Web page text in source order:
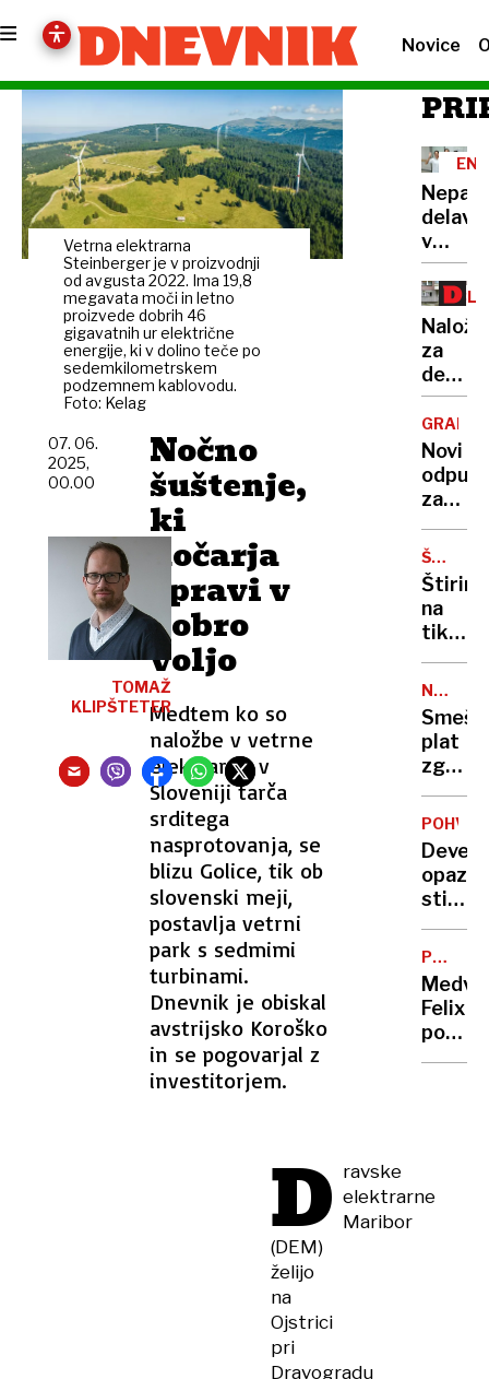
Novice
Vetrna elektrarna
Steinberger je v proizvodnji
od avgusta 2022. Ima 19,8
megavata moči in letno
proizvede dobrih 46
gigavatnih ur električne
energije, ki v dolino teče po
sedemkilometrskem
podzemnem kablovodu.
Foto: Kelag
Nočno
šuštenje,
ki
kočarja
spravi v
dobro
voljo
Medtem ko so
naložbe v vetrne
elektrarne v
Sloveniji tarča
srditega
nasprotovanja, se
blizu Golice, tik ob
slovenski meji,
postavlja vetrni
park s sedmimi
turbinami.
Dnevnik je obiskal
avstrijsko Koroško
in se pogovarjal z
investitorjem.
07. 06.
2025,
00.00
TOMAŽ
KLIPŠTETER
D ravske
elektrarne
Maribor
(DEM)
želijo
na
Ojstrici
pri
Dravogradu
v
domu
za
dediče,
ne
pa
za
varno
Novi
za
ŠOK
V
NEMČIJI
na
in
pokol
NOVA
SERIJA
plat
o
vojni
doslej,
ki je
trajala
samo
40
minut
stisko
ljudi
– in
izumila
PO
Felix
po
selitvi
ribniku